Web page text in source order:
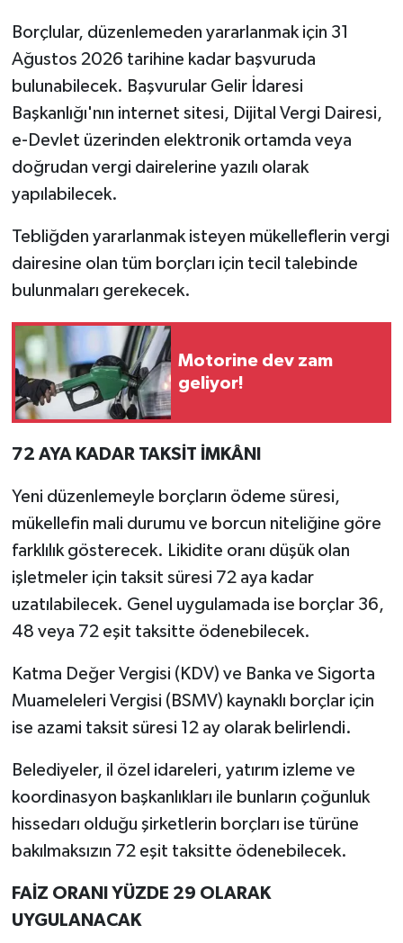
Borçlular, düzenlemeden yararlanmak için 31
Ağustos 2026 tarihine kadar başvuruda
bulunabilecek. Başvurular Gelir İdaresi
Başkanlığı'nın internet sitesi, Dijital Vergi Dairesi,
e-Devlet üzerinden elektronik ortamda veya
doğrudan vergi dairelerine yazılı olarak
yapılabilecek.
Tebliğden yararlanmak isteyen mükelleflerin vergi
dairesine olan tüm borçları için tecil talebinde
bulunmaları gerekecek.
Motorine dev zam
geliyor!
72 AYA KADAR TAKSİT İMKÂNI
Yeni düzenlemeyle borçların ödeme süresi,
mükellefin mali durumu ve borcun niteliğine göre
farklılık gösterecek. Likidite oranı düşük olan
işletmeler için taksit süresi 72 aya kadar
uzatılabilecek. Genel uygulamada ise borçlar 36,
48 veya 72 eşit taksitte ödenebilecek.
Katma Değer Vergisi (KDV) ve Banka ve Sigorta
Muameleleri Vergisi (BSMV) kaynaklı borçlar için
ise azami taksit süresi 12 ay olarak belirlendi.
Belediyeler, il özel idareleri, yatırım izleme ve
koordinasyon başkanlıkları ile bunların çoğunluk
hissedarı olduğu şirketlerin borçları ise türüne
bakılmaksızın 72 eşit taksitte ödenebilecek.
FAİZ ORANI YÜZDE 29 OLARAK
UYGULANACAK